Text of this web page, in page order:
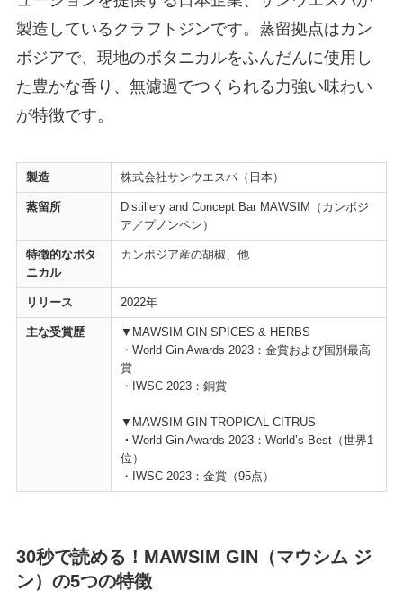
製造しているクラフトジンです。蒸留拠点はカン
ボジアで、現地のボタニカルをふんだんに使用し
た豊かな香り、無濾過でつくられる力強い味わい
が特徴です。
製造 株式会社サンウエスパ（日本）
蒸留所
Distillery and Concept Bar MAWSIM（カンボジ
ア／プノンペン）
特徴的なボタ
ニカル
カンボジア産の胡椒、他
リリース 2022年
主な受賞歴
▼MAWSIM GIN SPICES & HERBS
・World Gin Awards 2023：金賞および国別最高
賞
・IWSC 2023：銅賞
▼MAWSIM GIN TROPICAL CITRUS
・ World Gin Awards 2023：World’s Best（世界1
位）
・IWSC 2023：金賞（95点）
30秒で読める！MAWSIM GIN（マウシム ジ
ン）の5つの特徴